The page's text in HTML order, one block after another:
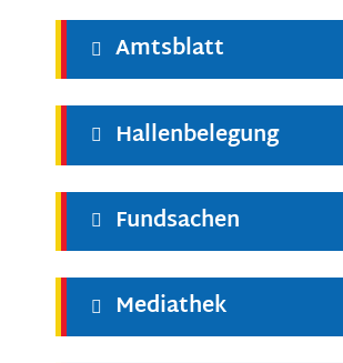
Amtsblatt
Hallenbelegung
Fundsachen
Mediathek